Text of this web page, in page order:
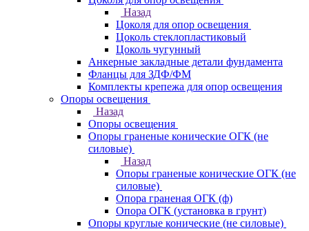
Назад
Цоколя для опор освещения
Цоколь стеклопластиковый
Цоколь чугунный
Анкерные закладные детали фундамента
Фланцы для ЗДФ/ФМ
Комплекты крепежа для опор освещения
Опоры освещения
Назад
Опоры освещения
Опоры граненые конические ОГК (не
силовые)
Назад
Опоры граненые конические ОГК (не
силовые)
Опора граненая ОГК (ф)
Опора ОГК (установка в грунт)
Опоры круглые конические (не силовые)